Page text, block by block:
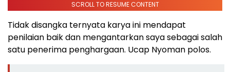
SCROLL TO RESUME CONTENT
Tidak disangka ternyata karya ini mendapat
penilaian baik dan mengantarkan saya sebagai salah
satu penerima penghargaan. Ucap Nyoman polos.